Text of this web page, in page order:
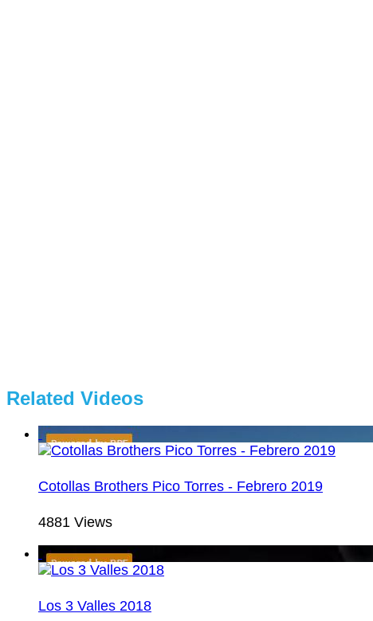
Related Videos
Cotollas Brothers Pico Torres - Febrero 2019
4881 Views
Los 3 Valles 2018